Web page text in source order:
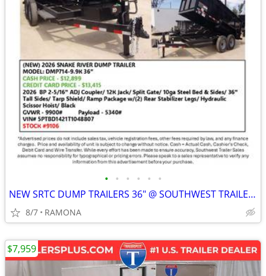
• • • • • •
NEW SRTC DUMP TRAILERS 36" @ SOUTHWEST TRAILER SALES (760) 788-8900
8/7 RAMONA
$7,959